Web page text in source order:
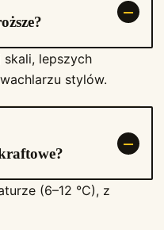
skali, lepszych
stylów.
(6–12 °C), z